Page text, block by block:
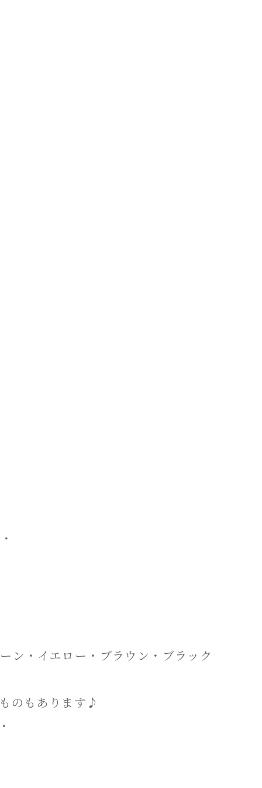
ン・イエロー・ブラウン・ブラック
のもあります♪